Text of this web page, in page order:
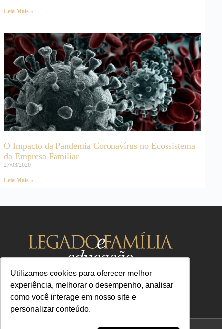
Utilizamos cookies para oferecer melhor
experiência, melhorar o desempenho, analisar
como você interage em nosso site e
personalizar conteúdo.
Leia Mais »
O Impacto da Pandemia Coronavírus no Ecossistema
da Empresa Familiar
27/03/2020
Leia Mais »